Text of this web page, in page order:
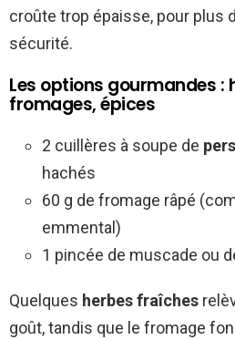
croûte trop épaisse, pour plus
sécurité.
Les options gourmandes :
fromages, épices
2 cuillères à soupe de
hachés
60 g de fromage râpé
emmental)
1 pincée de muscade ou
Quelques herbes fraîches
goût, tandis que le fromage